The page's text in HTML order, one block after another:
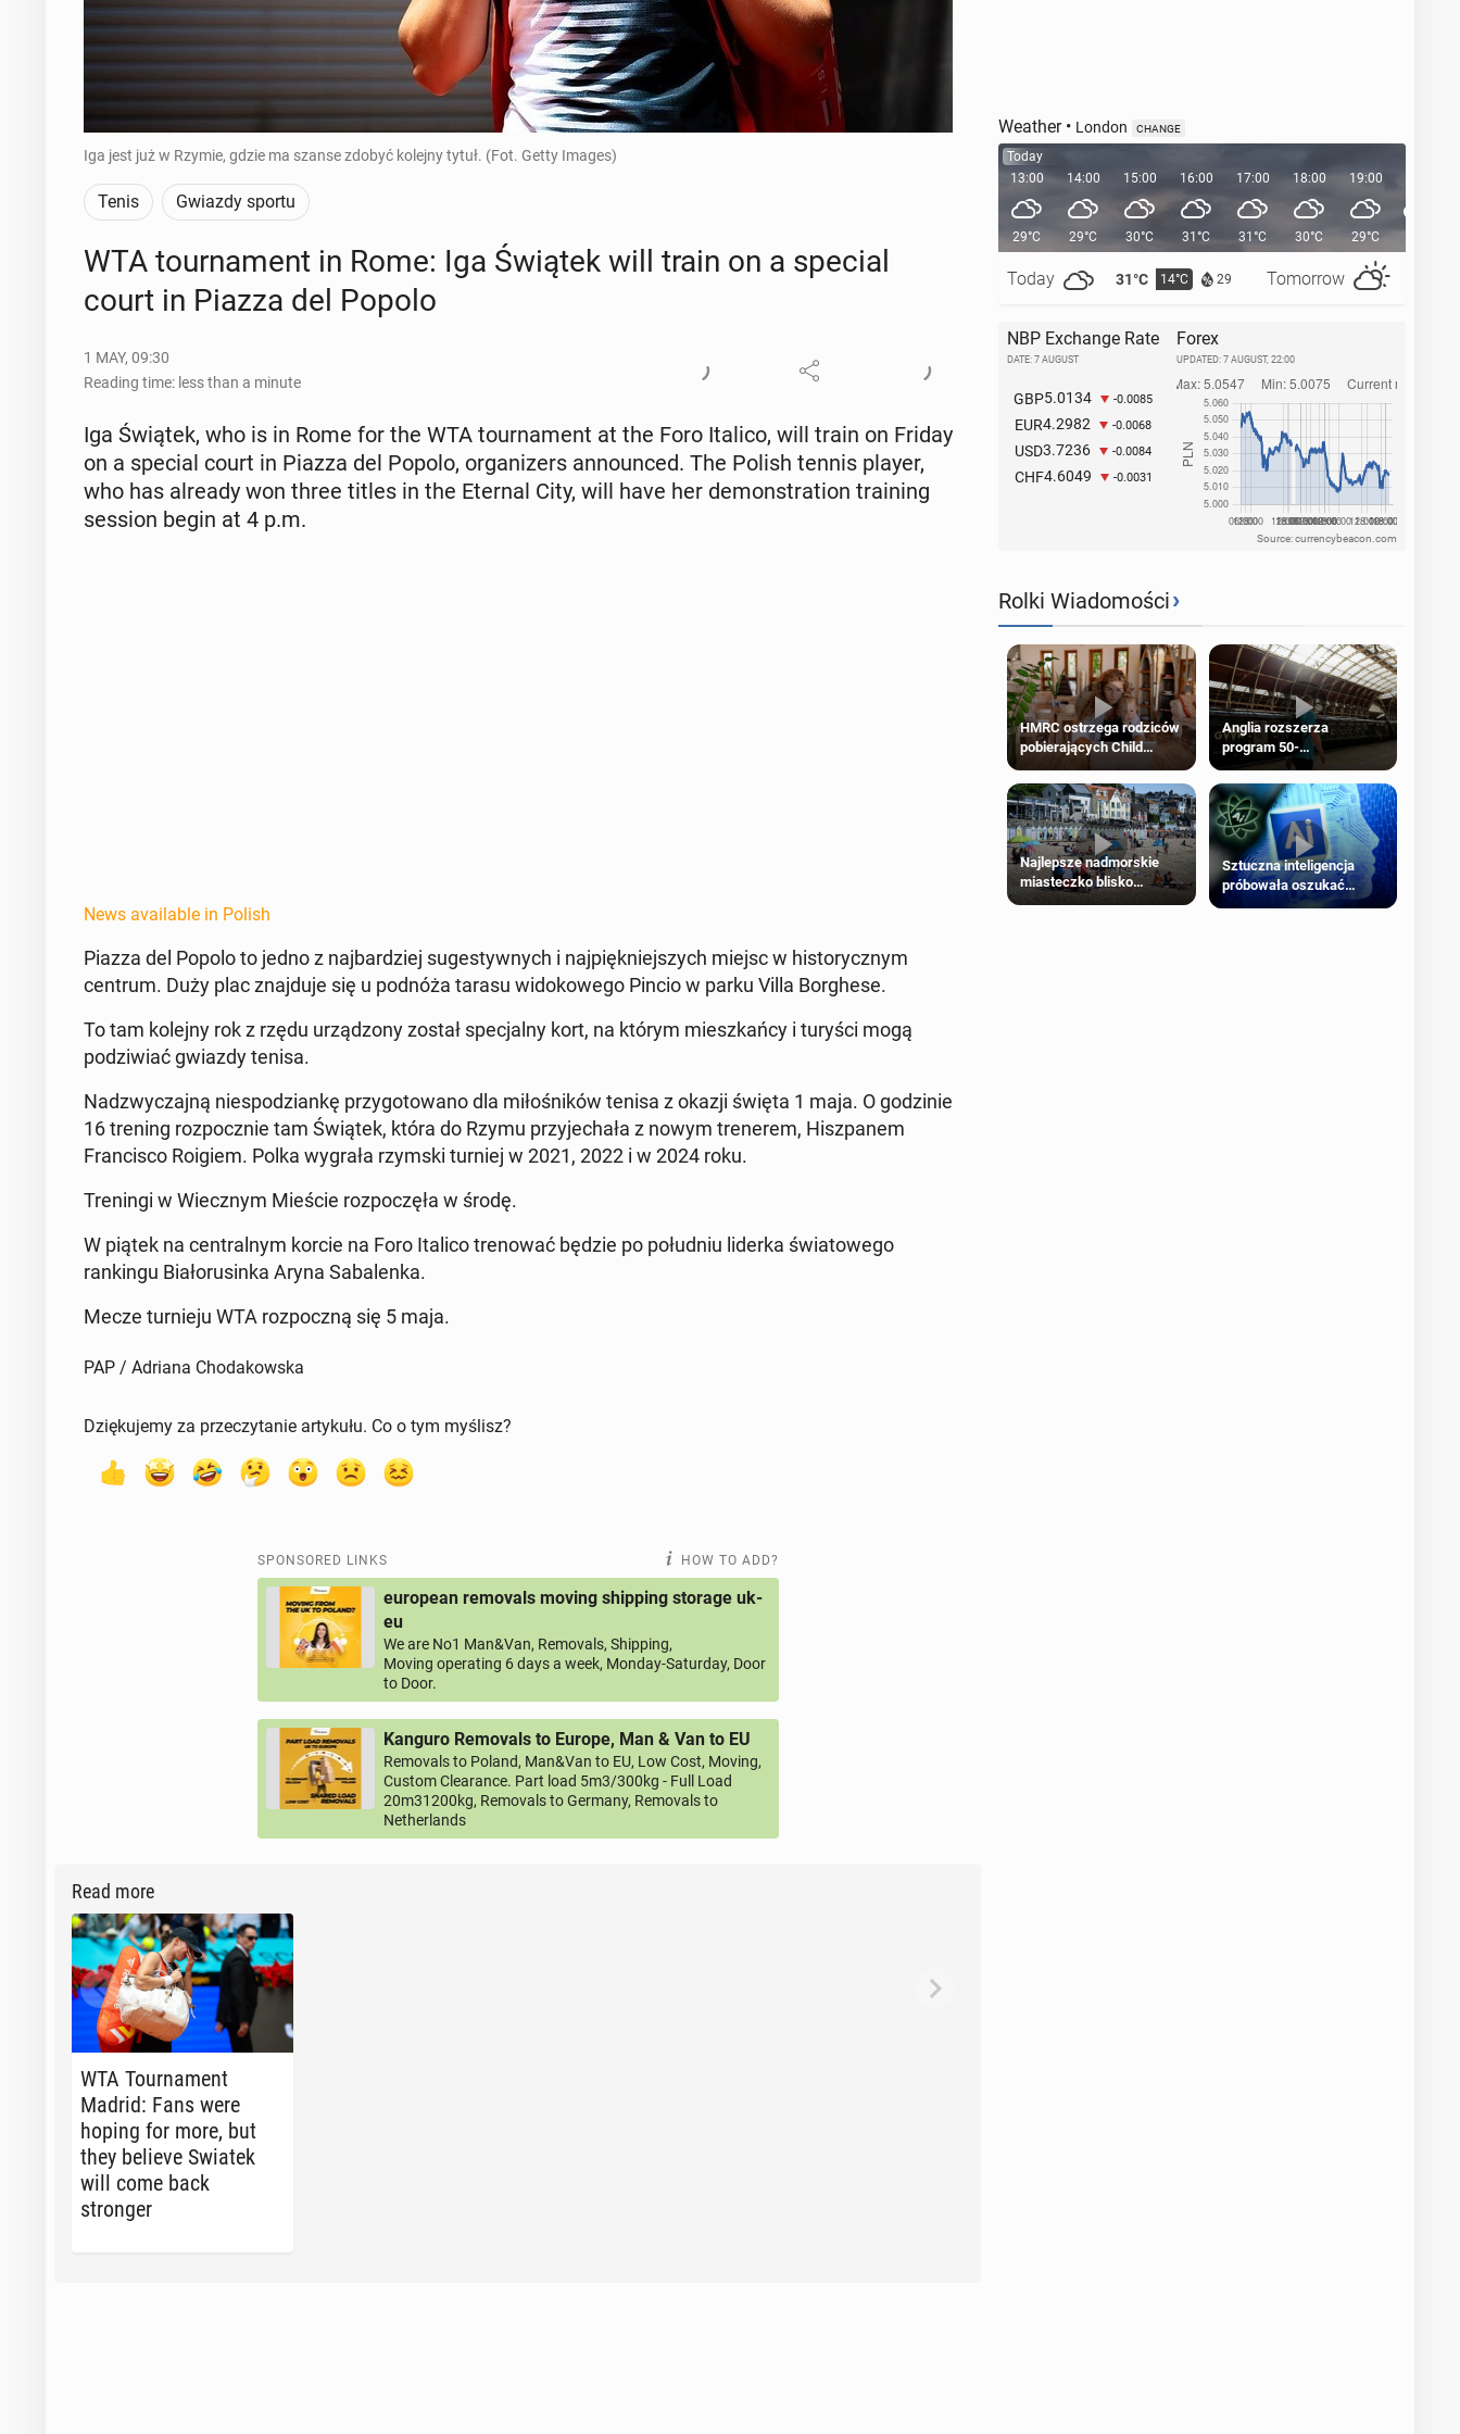
Iga jest już w Rzymie, gdzie ma szanse zdobyć kolejny tytuł. (Fot. Getty Images)
Tenis Gwiazdy sportu
WTA tour­na­ment in Rome: Iga Świątek will train on a special
court in Piazza del Popolo
1 MAY, 09:30
Reading time: less than a minute
Iga Świątek, who is in Rome for the WTA tour­na­ment at the Foro Italico, will train on Friday
on a special court in Piazza del Popolo, or­ga­niz­ers an­nounced. The Polish tennis player,
who has already won three titles in the Eternal City, will have her demon­stra­tion train­ing
session begin at 4 p.m.
News available in Polish
Piazza del Popolo to jedno z na­jbardziej sug­esty­wnych i na­jpiękniejszych miejsc w his­to­rycznym
centrum. Duży plac zna­j­du­je się u podnóża tarasu widokowego Pincio w parku Villa Borgh­ese.
To tam kolejny rok z rzędu urząd­zony został spec­jal­ny kort, na którym mieszkań­cy i turyści mogą
podzi­wiać gwiazdy tenisa.
Nadzwycza­jną niespodziankę przy­go­towano dla miłośników tenisa z okazji święta 1 maja. O godzinie
16 trening rozpocznie tam Świątek, która do Rzymu przy­jechała z nowym trenerem, Hisz­panem
Fran­cis­co Roigiem. Polka wygrała rzymski turniej w 2021, 2022 i w 2024 roku.
Trenin­gi w Wiecznym Mieście rozpoczęła w środę.
W piątek na cen­tral­nym korcie na Foro Italico trenować będzie po połud­niu liderka świa­towego
rankingu Bi­ałorusin­ka Aryna Sa­balen­ka.
Mecze turnieju WTA rozpoczną się 5 maja.
PAP / Adriana Chodakowska
Dziękujemy za przeczytanie artykułu. Co o tym myślisz?
SPONSORED LINKS HOW TO ADD?
european removals moving shipping storage uk-
eu
We are No1 Man&Van, Removals, Shipping,
Moving operating 6 days a week, Monday-Saturday, Door
to Door.
Kanguro Removals to Europe, Man & Van to EU
Removals to Poland, Man&Van to EU, Low Cost, Moving,
Custom Clearance. Part load 5m3/300kg - Full Load
20m31200kg, Removals to Germany, Removals to
Netherlands
Read more
WTA Tour­na­ment
Madrid: Fans were
hoping for more, but
they believe Swiatek
will come back
stronger
Weather• London CHANGE
Today
13:00
29°C
Today 31°C 14°C 29 Tomorrow
14:00
29°C
15:00
30°C
16:00
31°C
17:00
31°C
18:00
30°C
19:00
29°C
NBP Exchange Rate
DATE: 7 AUGUST
GBP5.0134 -0.0085
EUR4.2982 -0.0068
USD3.7236 -0.0084
CHF4.6049 -0.0031
Forex
UPDATED: 7 AUGUST, 22:00
Source: currencybeacon.com
Rolki Wiadomości›
HMRC ostrzega rodziców
pobierających Child
Benefit. Mogą być
zobowiązani do zwrotu
zasiłku
Anglia rozszerza
program 50-
procentowych zniżek
kolejowych na 18-latków
Najlepsze nadmorskie
miasteczko blisko
Sztuczna inteligencja
próbowała oszukać
człowieka